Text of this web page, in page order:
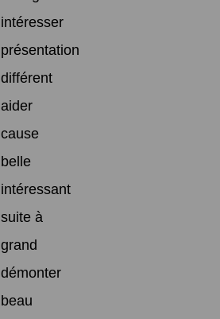
intéresser
présentation
différent
aider
cause
belle
intéressant
suite à
grand
démonter
beau